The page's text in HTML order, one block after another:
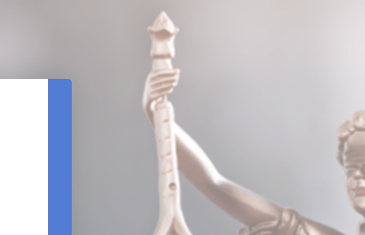
REDEFINIÇÃO DE SENHA
DATA DE NASCIMENTO